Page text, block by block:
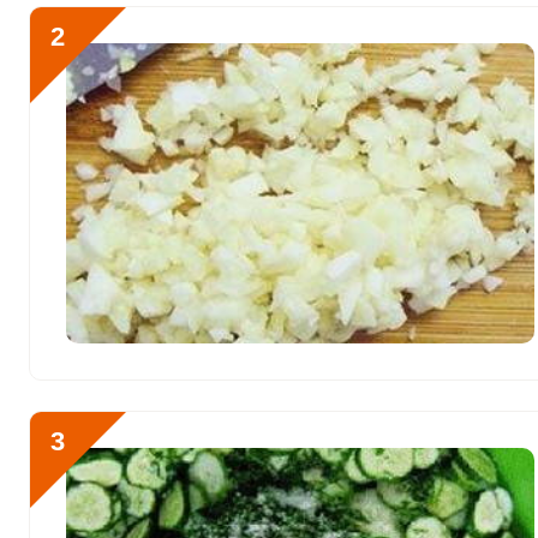
Калий
Кальций 1131.1 мг
Кремний 50 мг
Магний 462 мг
Натрий 34993.8 мг
Сера 1242.4 мг
Фосфор 981.9 мг
Алюминий
Железо 22.4 мг
Йод 65.4 мкг
2
3
Как приготовить
тонкими кружочками.
Отправляя эту форму, вы
Политикой конфиденциальности,
персональных данныхи